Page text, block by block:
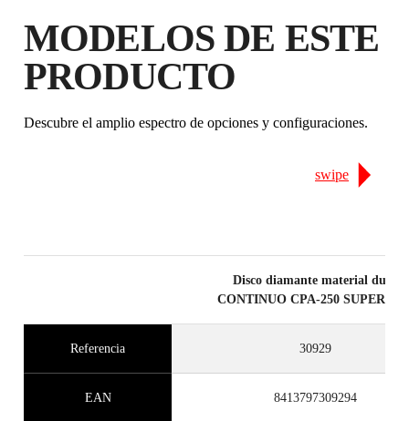
MODELOS DE ESTE
PRODUCTO
Descubre el amplio espectro de opciones y configuraciones.
swipe
Disco diamante material duro
CONTINUO CPA-250
Referencia 30929
EAN 8413797309294